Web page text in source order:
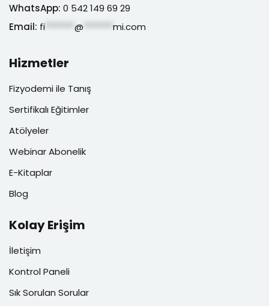
WhatsApp: 0 542 149 69 29
Email: fi @ mi.com
Hizmetler
Fizyodemi ile Tanış
Sertifikalı Eğitimler
Atölyeler
Webinar Abonelik
E-Kitaplar
Blog
Kolay Erişim
İletişim
Kontrol Paneli
Sık Sorulan Sorular